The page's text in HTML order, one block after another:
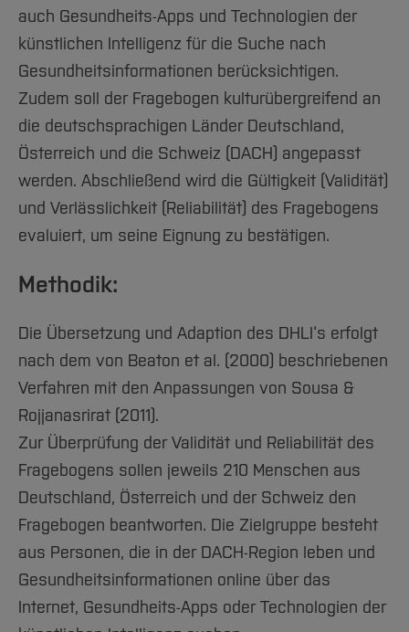
auch Gesundheits-Apps und Technologien der
künstlichen Intelligenz für die Suche nach
Gesundheitsinformationen berücksichtigen.
Zudem soll der Fragebogen kulturübergreifend an
die deutschsprachigen Länder Deutschland,
Österreich und die Schweiz (DACH) angepasst
werden. Abschließend wird die Gültigkeit (Validität)
und Verlässlichkeit (Reliabilität) des Fragebogens
evaluiert, um seine Eignung zu bestätigen.
Methodik:
Die Übersetzung und Adaption des DHLI‘s erfolgt
nach dem von Beaton et al. (2000) beschriebenen
Verfahren mit den Anpassungen von Sousa &
Rojjanasrirat (2011).
Zur Überprüfung der Validität und Reliabilität des
Fragebogens sollen jeweils 210 Menschen aus
Deutschland, Österreich und der Schweiz den
Fragebogen beantworten. Die Zielgruppe besteht
aus Personen, die in der DACH-Region leben und
Gesundheitsinformationen online über das
Internet, Gesundheits-Apps oder Technologien der